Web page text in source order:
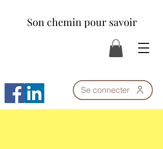
Son chemin pour savoir
Se connecter